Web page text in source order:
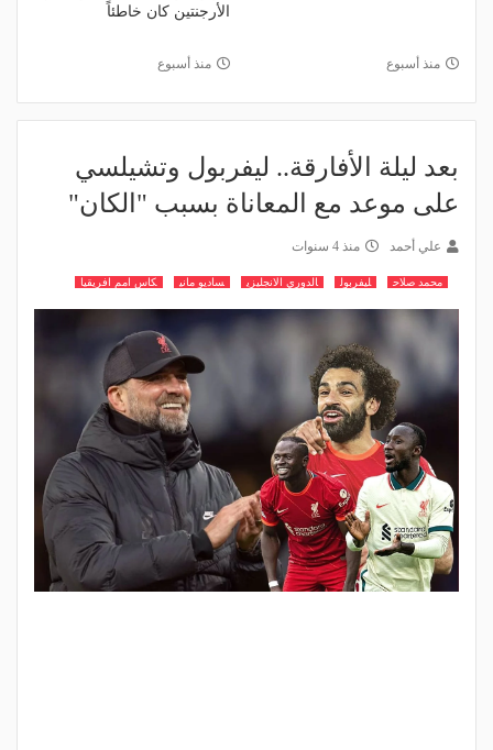
منذ أسبوع
الأرجنتين كان خاطئاً
منذ أسبوع
بعد ليلة الأفارقة.. ليفربول وتشيلسي
على موعد مع المعاناة بسبب "الكان"
علي أحمد منذ 4 سنوات
محمد صلاح ليفربول الدوري الانجليزي ساديو ماني كاس امم افريقيا